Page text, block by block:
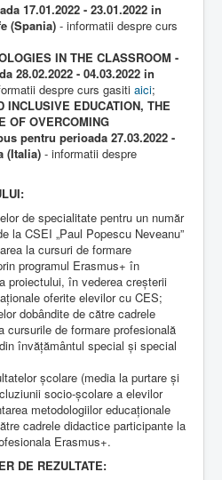
17.01.2022 - 23.01.2022 in
(Spania) - informatii despre curs
IN THE CLASSROOM -
28.02.2022 - 04.03.2022 in
despre curs gasiti aici;
INCLUSIVE EDUCATION, THE
OF OVERCOMING
pentru perioada 27.03.2022 -
(Italia) - informatii despre
de specialitate pentru un număr
la CSEI „Paul Popescu Neveanu”
la cursuri de formare
programul Erasmus+ în
proiectului, în vederea creșterii
oferite elevilor cu CES;
dobândite de către cadrele
cursurile de formare profesională
învățământul special și special
școlare (media la purtare și
socio-școlare a elevilor
metodologiilor educaționale
cadrele didactice participante la
Erasmus+.
DE REZULTATE: